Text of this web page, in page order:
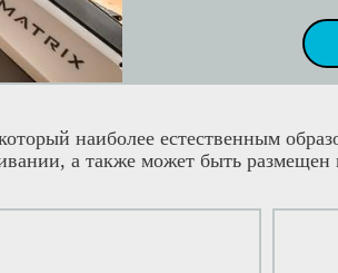
наиболее естественным
а также может быть размещен